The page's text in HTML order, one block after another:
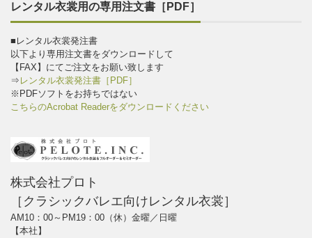
レンタル衣裳用の専用注文書［PDF］
■レンタル衣裳発注書
以下より専用注文書をダウンロードして
【FAX】にてご注文をお願い致します
⇒ レンタル衣裳発注書［PDF］
※PDFソフトをお持ちではない
こちらのAcrobat Readerをダウンロードください
株式会社プロト
［クラシックバレエ向けレンタル衣裳］
AM10：00～PM19：00（休）金曜／日曜
【本社】